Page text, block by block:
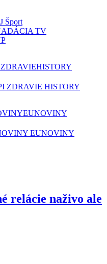
Šport
TV
ZDRAVIEHISTORY
ZDRAVIE HISTORY
EUNOVINY
EUNOVINY
relácie naživo ale